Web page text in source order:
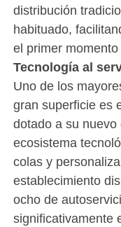
distribución
habituado,
el primer
Tecnología al
Uno de los
gran superficie es
dotado a su
ecosistema
colas y
establecimiento
ocho de
significativamente